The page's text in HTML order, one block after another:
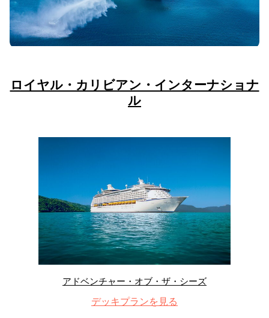
ロイヤル・カリビアン・インターナショナ
ル
アドベンチャー・オブ・ザ・シーズ
デッキプランを見る